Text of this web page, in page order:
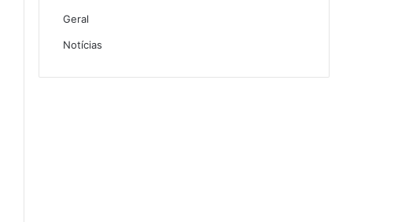
Geral
Notícias